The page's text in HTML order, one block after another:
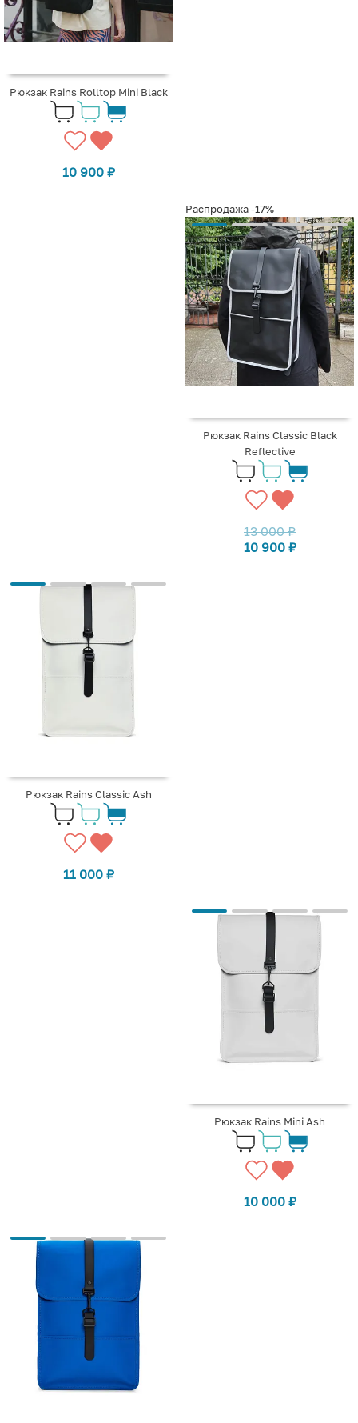
Рюкзак Rains Rolltop Mini Black
10 900 ₽
Распродажа-17%
Рюкзак Rains Classic Black
Reflective
13 000₽
10 900 ₽
Рюкзак Rains Classic Ash
11 000 ₽
Рюкзак Rains Mini Ash
10 000 ₽